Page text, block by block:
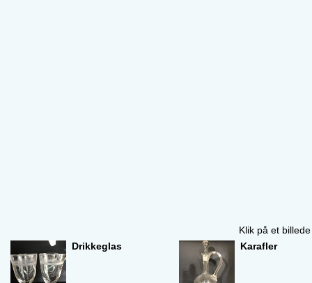
Klik på et
Drikkeglas
Karafler